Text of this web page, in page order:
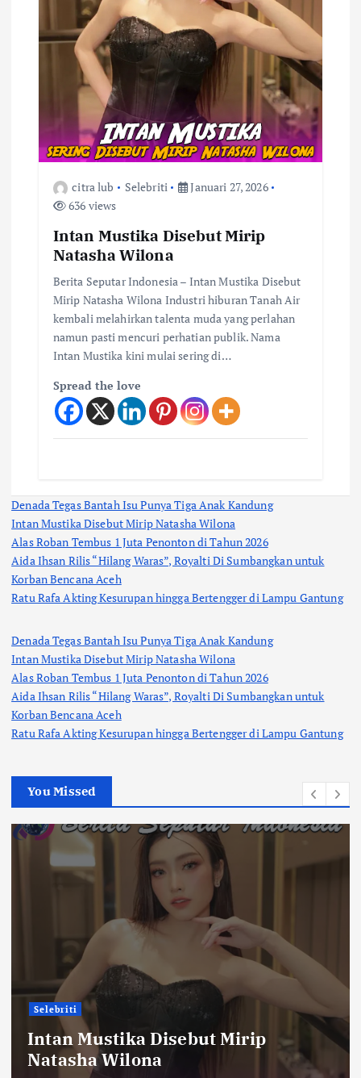
citra lub Selebriti
Januari 27, 2026
636 views
Intan Mustika Disebut Mirip
Natasha Wilona
Berita Seputar Indonesia – Intan Mustika Disebut
Mirip Natasha Wilona Industri hiburan Tanah Air
kembali melahirkan talenta muda yang perlahan
namun pasti mencuri perhatian publik. Nama
Intan Mustika kini mulai sering di…
Spread the love
Denada Tegas Bantah Isu Punya Tiga Anak Kandung
Intan Mustika Disebut Mirip Natasha Wilona
Alas Roban Tembus 1 Juta Penonton di Tahun 2026
Aida Ihsan Rilis “Hilang Waras”, Royalti Di Sumbangkan untuk
Korban Bencana Aceh
Ratu Rafa Akting Kesurupan hingga Bertengger di Lampu Gantung
Denada Tegas Bantah Isu Punya Tiga Anak Kandung
Intan Mustika Disebut Mirip Natasha Wilona
Alas Roban Tembus 1 Juta Penonton di Tahun 2026
Aida Ihsan Rilis “Hilang Waras”, Royalti Di Sumbangkan untuk
Korban Bencana Aceh
Ratu Rafa Akting Kesurupan hingga Bertengger di Lampu Gantung
You Missed
Selebriti
Intan Mustika Disebut Mirip
Natasha Wilona